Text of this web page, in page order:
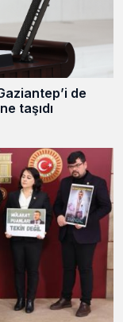
de
taşıdı